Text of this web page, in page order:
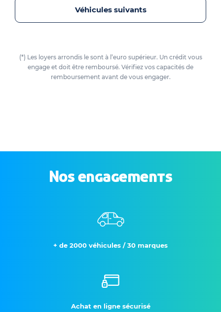
Véhicules suivants
(*) Les loyers arrondis le sont à l’euro supérieur. Un crédit vous
engage et doit être remboursé. Vérifiez vos capacités de
remboursement avant de vous engager.
Nos engagements
+ de 2000 véhicules / 30 marques
Achat en ligne sécurisé